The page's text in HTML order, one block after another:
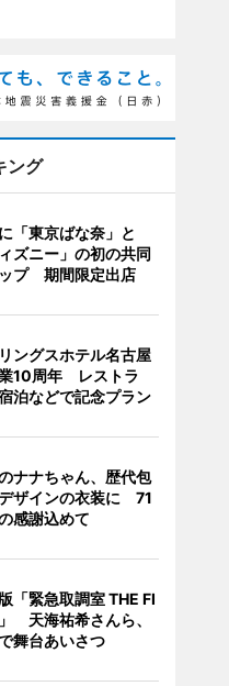
ング
「東京ばな奈」と
ィズニー」の初の共同
プ 期間限定出店
ングスホテル名古屋
10周年 レストラ
泊などで記念プラン
ナナちゃん、歴代包
ザインの衣装に 71
感謝込めて
「緊急取調室 THE FI
天海祐希さんら、
舞台あいさつ